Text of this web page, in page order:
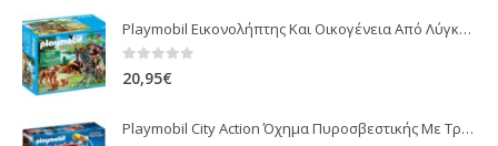
Playmobil Εικονολήπτης Και Οικογένεια Από Λύγκες 5561
0 out of 5
20,95€
Playmobil City Action Όχημα Πυροσβεστικής Με Τροχαλία Ρυμούλκησης 9466